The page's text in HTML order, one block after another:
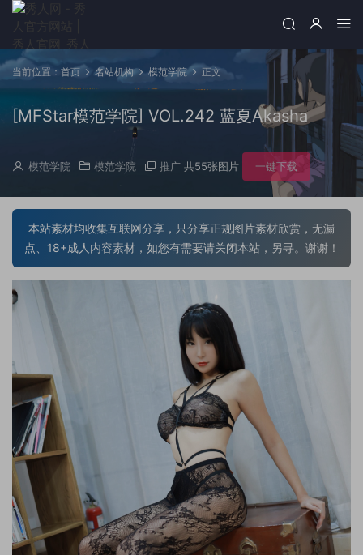
当前位置： 首页 名站机构 模范学院 正文
[MFStar模范学院] VOL.242 蓝夏Akasha
模范学院 模范学院 推广 共55张图片 一键下载
本站素材均收集互联网分享，只分享正规图片素材欣赏，无漏
点、18+成人内容素材，如您有需要请关闭本站，另寻。谢谢！